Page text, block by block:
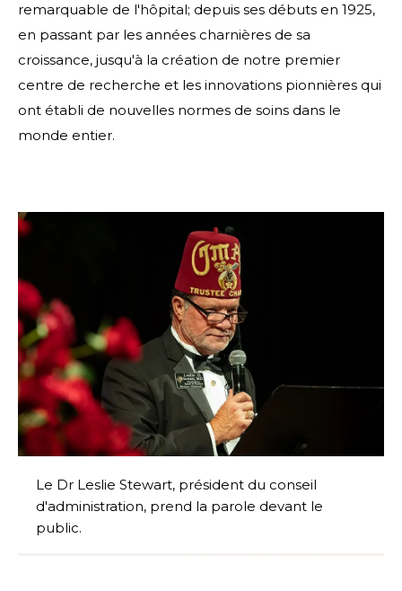
remarquable de l'hôpital; depuis ses débuts en 1925,
en passant par les années charnières de sa
croissance, jusqu'à la création de notre premier
centre de recherche et les innovations pionnières qui
ont établi de nouvelles normes de soins dans le
monde entier.
Le Dr Leslie Stewart, président du conseil
d'administration, prend la parole devant le
public.